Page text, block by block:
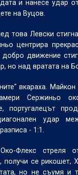
и нанесе удар
на Вуцов.
това Левски
центрира
добро движение
но над вратата на
вкараха. Майкон
Сержиньо
португалецът
удар
- 1:1.
Флекс стреля
получи се рикошет,
но не съумя и